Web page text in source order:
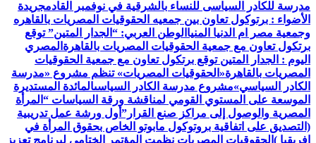
مدرسة للكادر السياسى للنساء بالشرقية في نوفمبر القادمجريدة
الأضواء : برتوكول تعاون بين جمعيه الحقوقيات المصريات بالقاهره
وجمعية مصر ام الدنيا المنيا الوطن العربي: “الجدار المتين” توقع
برتكول تعاون مع جمعية الحقوقيات المصريات بالقاهرة المصري
اليوم : الجدار المتين توقع برتكول تعاون مع جمعية الحقوقيات
المصريات بالقاهرة«الحقوقيات المصريات» تنظم مشروع «مدرسة
الكادر السياسي»مشروع مدرسة الكادر السياسىالمائدة المستديرة
الموسعة على المستوي القومي لمناقشة ورقة السياسات “المرأة
المصرية والوصول إلى مراكز صنع القرار” أول ورشة عمل تدريبية
(التصديق على اتفاقية بروتوكول مابوتو الخاص بحقوق المرأة في
افريقيا ) الحقوقيات المصريات نظمت المؤتمر الختامي لبرنامج تعزيز